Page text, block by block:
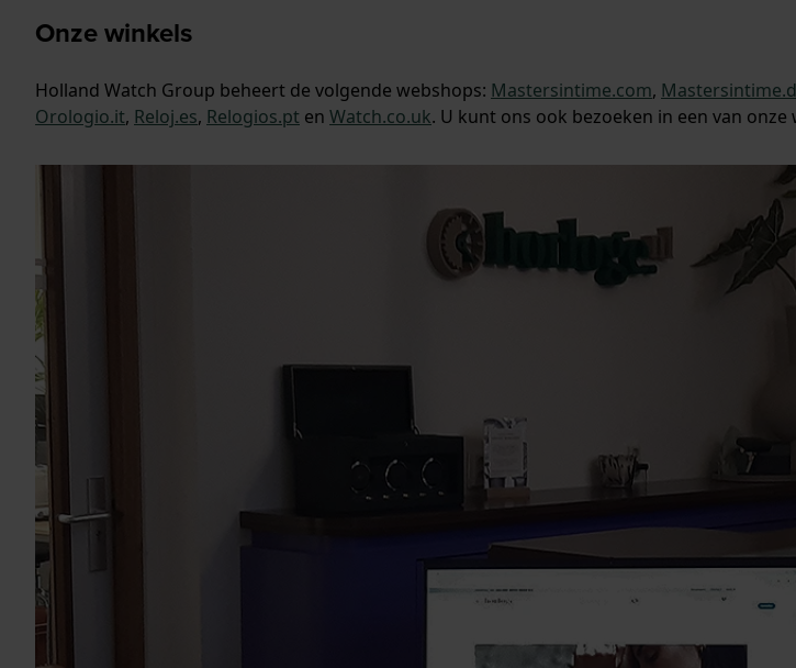
Onze winkels
Holland Watch Group beheert de volgende webshops: Mastersintime.com,
Orologio.it, Reloj.es, Relogios.pt en Watch.co.uk. U kunt ons ook bezoeken in een van onze